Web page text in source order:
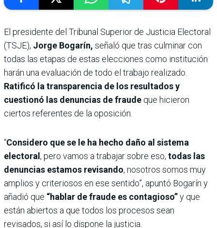
El presidente del Tribunal Superior de Justicia Electoral
(TSJE), Jorge Bogarín, señaló que tras culminar con
todas las etapas de estas elecciones como institución
harán una evaluación de todo el trabajo realizado.
Ratificó la transparencia de los resultados y
cuestionó las denuncias de fraude que hicieron
ciertos referentes de la oposición.
“Considero que se le ha hecho daño al sistema
electoral , pero vamos a trabajar sobre eso, todas las
denuncias estamos revisando, nosotros somos muy
amplios y criteriosos en ese sentido”, apuntó Bogarín y
añadió que “hablar de fraude es contagioso”y que
están abiertos a que todos los procesos sean
revisados, si así lo dispone la justicia.